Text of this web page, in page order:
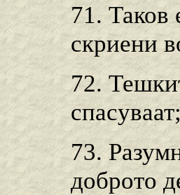
71. Таков
скриени
72.
73.
доброто